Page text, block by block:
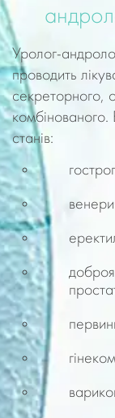
Уролог-
проводить
секреторного,
комбінованого.
станів: